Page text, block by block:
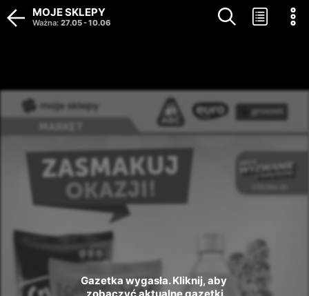
Gazetka wygasła. Kliknij, aby
zobaczyć aktualne gazetki
MOJE SKLEPY
Ważna: 27.05-10.06